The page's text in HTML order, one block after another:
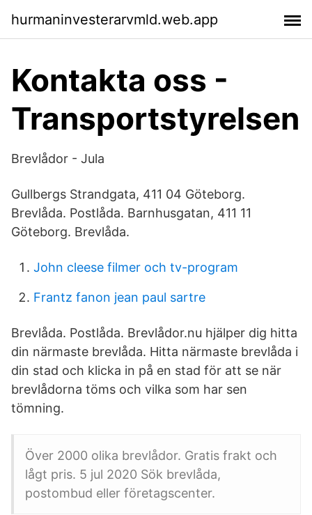
hurmaninvesterarvmld.web.app
Kontakta oss -
Transportstyrelsen
Brevlådor - Jula
Gullbergs Strandgata, 411 04 Göteborg.
Brevlåda. Postlåda. Barnhusgatan, 411 11
Göteborg. Brevlåda.
John cleese filmer och tv-program
Frantz fanon jean paul sartre
Brevlåda. Postlåda. Brevlådor.nu hjälper dig hitta
din närmaste brevlåda. Hitta närmaste brevlåda i
din stad och klicka in på en stad för att se när
brevlådorna töms och vilka som har sen
tömning.
Över 2000 olika brevlådor. Gratis frakt och
lågt pris. 5 jul 2020 Sök brevlåda,
postombud eller företagscenter.